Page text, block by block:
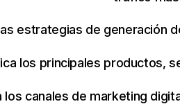
estrategias de generación
los principales productos,
los canales de marketing